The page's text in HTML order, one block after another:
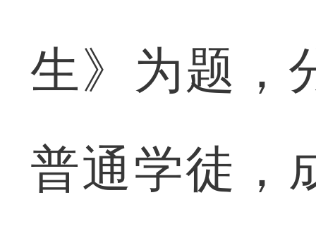
生》为题，
普通学徒，